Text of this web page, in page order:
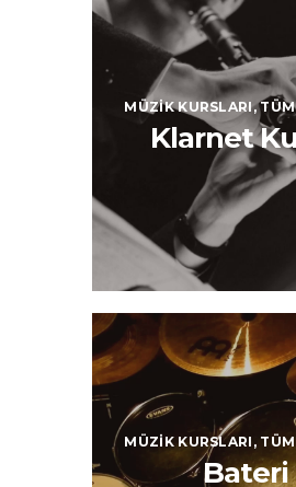
MÜZIK KURSLARI,TÜM
Klarnet
MÜZIK KURSLARI, TÜM
Bateri